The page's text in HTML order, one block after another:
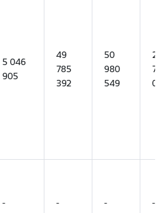
5 046
905
49
785
392
50
980
549
29
- - - -